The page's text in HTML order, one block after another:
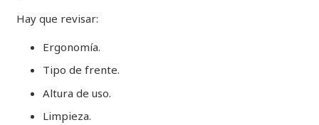
Hay que revisar:
Ergonomía.
Tipo de frente.
Altura de uso.
Limpieza.